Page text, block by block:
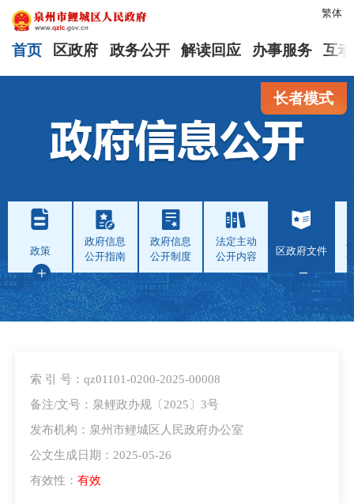
繁体
首页 区政府 政务公开 解读回应 办事服务 互
长者模式
政策
政府信息
公开指南
政府信息
公开制度
法定主动
公开内容
区政府文件
索 引 号：qz01101-0200-2025-00008
备注/文号：泉鲤政办规〔2025〕3号
发布机构：泉州市鲤城区人民政府办公室
公文生成日期：2025-05-26
有效性： 有效